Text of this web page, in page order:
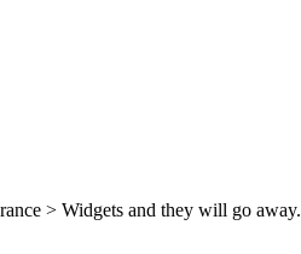
> Widgets and they will go away.